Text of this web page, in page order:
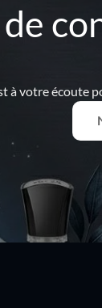
à votre écoute